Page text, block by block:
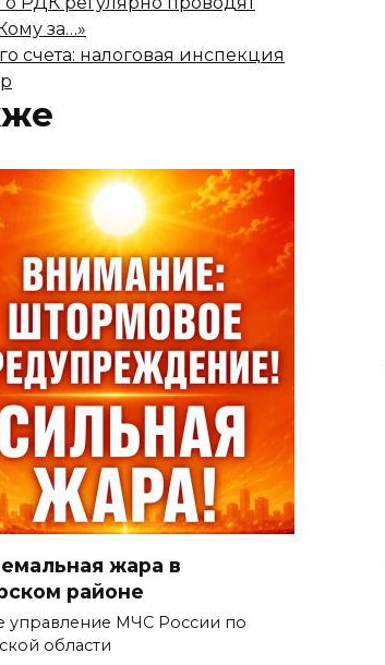
за…»
счета: налоговая инспекция
жара в
районе
управление МЧС России по
области